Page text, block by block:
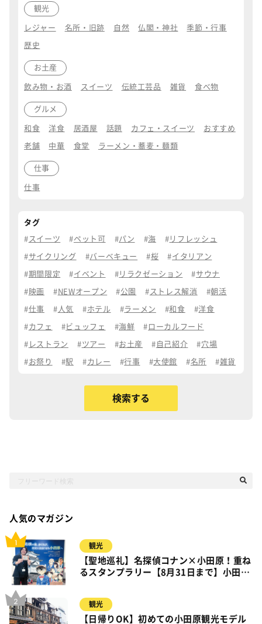
観光
レジャー 名所・旧跡 自然 仏閣・神社 季節・行事
歴史
お土産
飲み物・お酒 スイーツ 伝統工芸品 雑貨 食べ物
グルメ
和食 洋食 居酒屋 話題 カフェ・スイーツ おすすめ
老舗 中華 食堂 ラーメン・蕎麦・麺類
仕事
仕事
タグ
スイーツ ペット可 パン 海 リフレッシュ
サイクリング バーベキュー 桜 イタリアン
期間限定 イベント リラクゼーション サウナ
映画 NEWオープン 公園 ストレス解消 朝活
仕事 人気 ホテル ラーメン 和食 洋食
カフェ ビュッフェ 海鮮 ローカルフード
レストラン ツアー お土産 自己紹介 穴場
お祭り 駅 カレー 行事 大使館 名所 雑貨
人気のマガジン
観光
【聖地巡礼】名探偵コナン×小田原！重ね
るスタンプラリー【8月31日まで】小田
観光
【日帰りOK】初めての小田原観光モデル